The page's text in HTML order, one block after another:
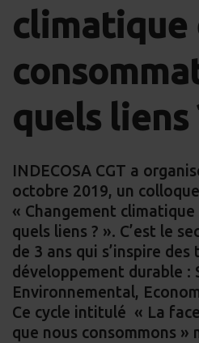
climatique
quels liens
INDECOSA CGT a
octobre 2019, un
« Changement
quels liens ? ». C’est le
de 3 ans qui s’inspire
développement durable :
Environnemental,
Ce cycle intitulé « La
que nous consommons »